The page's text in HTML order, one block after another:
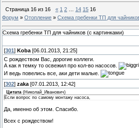
Страница 16 из 16 « 1 2 14 15 16
Форум » Отопление » Схема гребенки ТП для
Схема гребенки ТП для чайников (с картинками)
[301 ] Koba [06.01.2013, 21:25]
С рождеством Вас, дорогие коллеги.
А как я темку то освежил про кол-во насосов.
И ведь повелись все, аки дети малые.
[302] zaka [07.01.2013, 12:42]
Цитата (Николай_Иванович)
Если вопрос по самому монтажу насоса,
Да, именно об этом. Спасибо.
Всех с рождеством!